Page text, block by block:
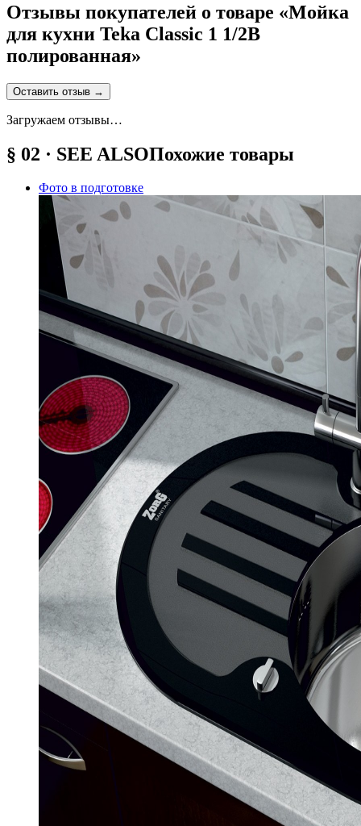
Отзывы покупателей о товаре «Мойка
для кухни Teka Classic 1 1/2B
полированная»
Оставить отзыв →
Загружаем отзывы…
§ 02 · SEE ALSOПохожие товары
Фото в подготовке